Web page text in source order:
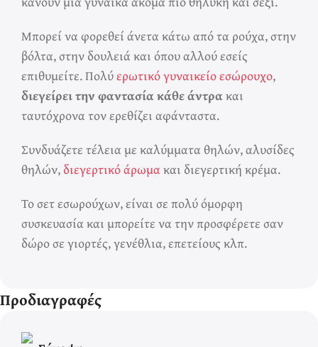
Μπορεί να φορεθεί άνετα κάτω από τα ρούχα, στην
βόλτα, στην δουλειά και όπου αλλού εσείς
επιθυμείτε. Πολύερωτικό γυναικείο εσώρουχο,
διεγείρει την φαντασία κάθε άντρακαι
ταυτόχρονα τον ερεθίζει αφάνταστα.
Συνδυάζετε τέλεια με καλύμματα θηλών, αλυσίδες
θηλών,διεγερτικό άρωμακαι διεγερτική κρέμα.
Το σετ εσωρούχων, είναι σε πολύ όμορφη
συσκευασία και μπορείτε να την προσφέρετε σαν
δώρο σε γιορτές, γενέθλια, επετείους κλπ.
Προδιαγραφές